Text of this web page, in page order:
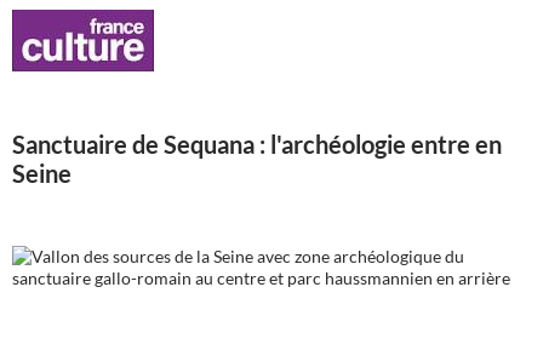
Sanctuaire de Sequana : l'archéologie entre en
Seine